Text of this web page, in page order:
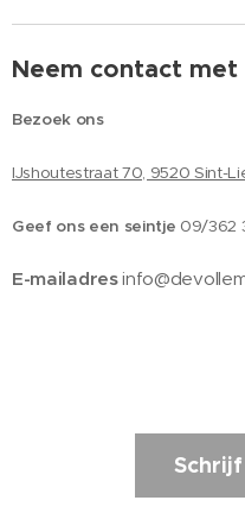
Neem contact met
Bezoek ons
IJshoutestraat 70, 9520 Sint-
Geef ons een seintje 09/362
E-mailadres